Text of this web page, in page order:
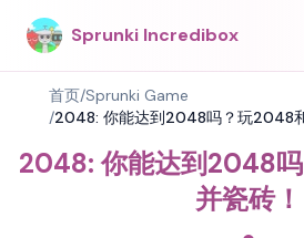
Sprunki Incredibox
首页/Sprunki Game
/2048: 你能达到2048吗？玩2048
2048: 你能达到2048
并瓷砖！